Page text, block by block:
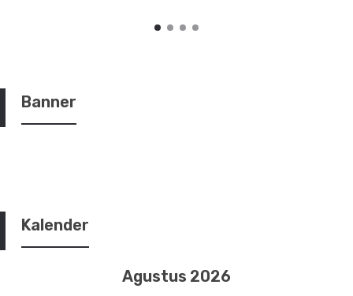
Banner
Kalender
Agustus 2026